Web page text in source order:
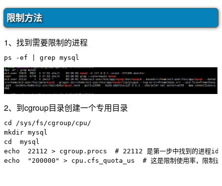
限制方法
1、找到需要限制的进程
2、到cgroup目录创建一个专用目录
cd /sys/fs/cgroup/cpu/
mkdir mysql
cd  mysql
echo  22112 > cgroup.procs  # 22112 是第一步中找到的进程id